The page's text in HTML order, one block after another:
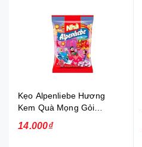
Kẹo Alpenliebe Hương
Kem Quà Mọng Gỏi
14.000₫